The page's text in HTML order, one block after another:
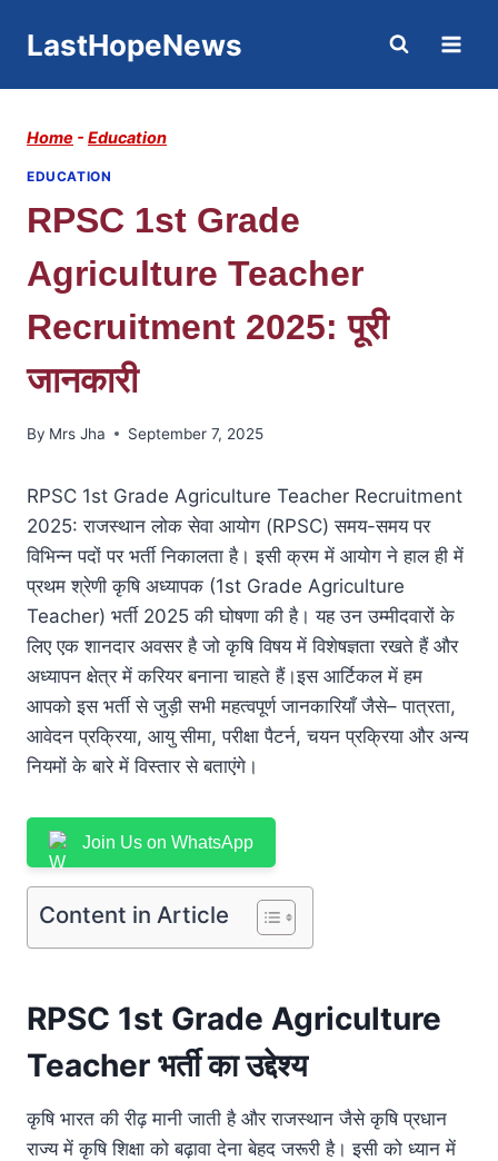
LastHopeNews
Home - Education
EDUCATION
RPSC 1st Grade
Agriculture Teacher
Recruitment 2025: पूरी
जानकारी
By Mrs Jha September 7, 2025
RPSC 1st Grade Agriculture Teacher Recruitment
2025: राजस्थान लोक सेवा आयोग (RPSC) समय-समय पर
विभिन्न पदों पर भर्ती निकालता है। इसी क्रम में आयोग ने हाल ही में
प्रथम श्रेणी कृषि अध्यापक (1st Grade Agriculture
Teacher) भर्ती 2025 की घोषणा की है। यह उन उम्मीदवारों के
लिए एक शानदार अवसर है जो कृषि विषय में विशेषज्ञता रखते हैं और
अध्यापन क्षेत्र में करियर बनाना चाहते हैं।इस आर्टिकल में हम
आपको इस भर्ती से जुड़ी सभी महत्वपूर्ण जानकारियाँ जैसे– पात्रता,
आवेदन प्रक्रिया, आयु सीमा, परीक्षा पैटर्न, चयन प्रक्रिया और अन्य
नियमों के बारे में विस्तार से बताएंगे।
Join Us on WhatsApp
Content in Article
RPSC 1st Grade Agriculture
Teacher भर्ती का उद्देश्य
कृषि भारत की रीढ़ मानी जाती है और राजस्थान जैसे कृषि प्रधान
राज्य में कृषि शिक्षा को बढ़ावा देना बेहद जरूरी है। इसी को ध्यान में